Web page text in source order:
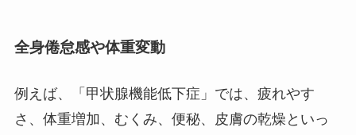
全身倦怠感や体重変動
例えば、「甲状腺機能低下症」では、疲れやす
さ、体重増加、むくみ、便秘、皮膚の乾燥といっ